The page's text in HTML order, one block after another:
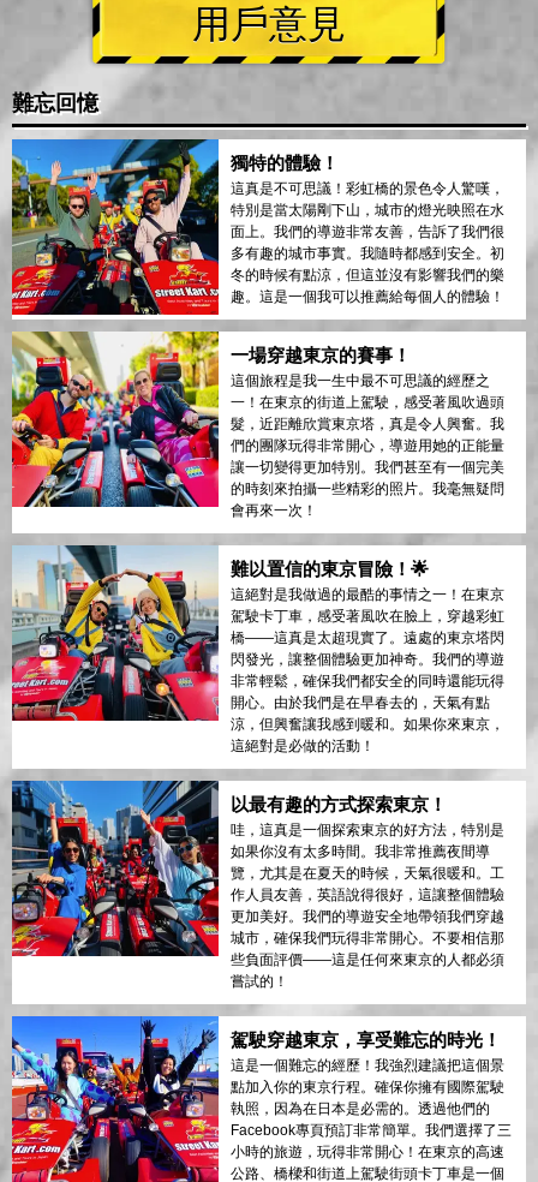
用戶意見
難忘回憶
獨特的體驗！
這真是不可思議！彩虹橋的景色令人驚嘆，
特別是當太陽剛下山，城市的燈光映照在水
面上。我們的導遊非常友善，告訴了我們很
多有趣的城市事實。我隨時都感到安全。初
冬的時候有點涼，但這並沒有影響我們的樂
趣。這是一個我可以推薦給每個人的體驗！
一場穿越東京的賽事！
這個旅程是我一生中最不可思議的經歷之
一！在東京的街道上駕駛，感受著風吹過頭
髮，近距離欣賞東京塔，真是令人興奮。我
們的團隊玩得非常開心，導遊用她的正能量
讓一切變得更加特別。我們甚至有一個完美
的時刻來拍攝一些精彩的照片。我毫無疑問
會再來一次！
難以置信的東京冒險！🌟
這絕對是我做過的最酷的事情之一！在東京
駕駛卡丁車，感受著風吹在臉上，穿越彩虹
橋——這真是太超現實了。遠處的東京塔閃
閃發光，讓整個體驗更加神奇。我們的導遊
非常輕鬆，確保我們都安全的同時還能玩得
開心。由於我們是在早春去的，天氣有點
涼，但興奮讓我感到暖和。如果你來東京，
這絕對是必做的活動！
以最有趣的方式探索東京！
哇，這真是一個探索東京的好方法，特別是
如果你沒有太多時間。我非常推薦夜間導
覽，尤其是在夏天的時候，天氣很暖和。工
作人員友善，英語說得很好，這讓整個體驗
更加美好。我們的導遊安全地帶領我們穿越
城市，確保我們玩得非常開心。不要相信那
些負面評價——這是任何來東京的人都必須
嘗試的！
駕駛穿越東京，享受難忘的時光！
這是一個難忘的經歷！我強烈建議把這個景
點加入你的東京行程。確保你擁有國際駕駛
執照，因為在日本是必需的。透過他們的
Facebook專頁預訂非常簡單。我們選擇了三
小時的旅遊，玩得非常開心！在東京的高速
公路、橋樑和街道上駕駛街頭卡丁車是一個